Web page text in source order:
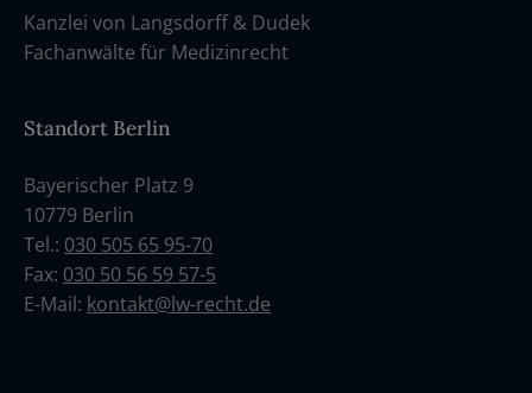
Kanzlei von Langsdorff & Dudek
Fachanwälte für Medizinrecht
Standort Berlin
Bayerischer Platz 9
10779 Berlin
Tel.: 030 505 65 95-70
Fax: 030 50 56 59 57-5
E-Mail: kontakt@lw-recht.de